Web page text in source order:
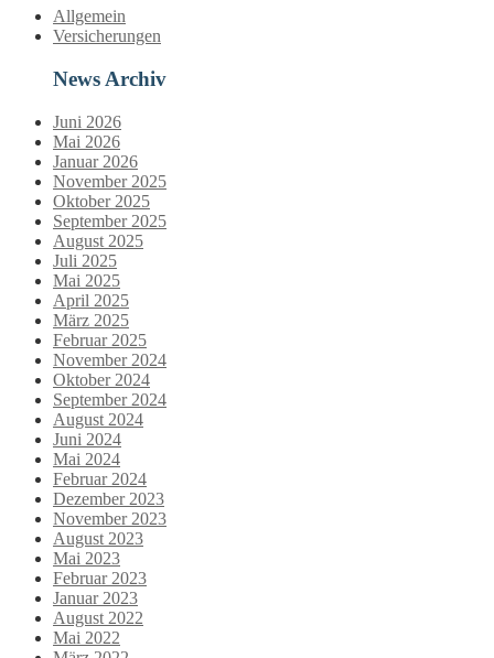
Allgemein
Versicherungen
News Archiv
Juni 2026
Mai 2026
Januar 2026
November 2025
Oktober 2025
September 2025
August 2025
Juli 2025
Mai 2025
April 2025
März 2025
Februar 2025
November 2024
Oktober 2024
September 2024
August 2024
Juni 2024
Mai 2024
Februar 2024
Dezember 2023
November 2023
August 2023
Mai 2023
Februar 2023
Januar 2023
August 2022
Mai 2022